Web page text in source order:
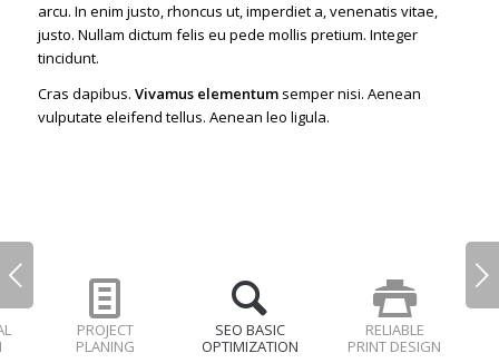
arcu. In enim justo, rhoncus ut, imperdiet a, venenatis vitae,
justo. Nullam dictum felis eu pede mollis pretium. Integer
tincidunt.
Cras dapibus. Vivamus elementumsemper nisi. Aenean
vulputate eleifend tellus. Aenean leo ligula.
PROJECT
PLANING
SEO BASIC
OPTIMIZATION
RELIABLE
PRINT DESIGN
Next